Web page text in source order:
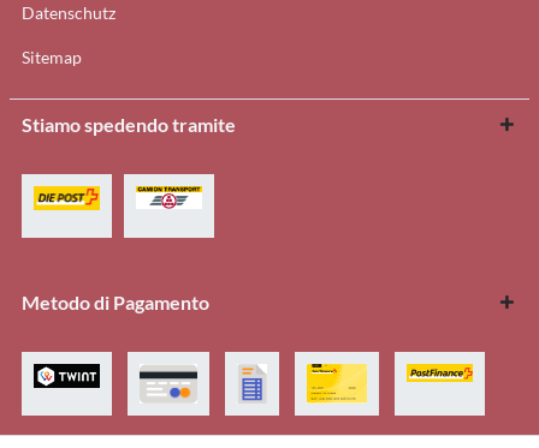
Datenschutz
Sitemap
Stiamo spedendo tramite
Metodo di Pagamento